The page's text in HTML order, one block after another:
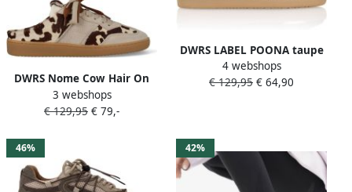
DWRS Nome Cow Hair On
Instappers Sneakers
B11850-02-8358 Beige
3 webshops
€ 129,95 € 79,-
DWRS LABEL POONA taupe
cipra metallic Leer Dames
4 webshops
€ 129,95 € 64,90
46% 42%